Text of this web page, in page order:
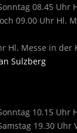
08.45 Uhr
09.00 Uhr Hl.
Hl. Messe in der
Sulzberg
10.15 Uhr
19.30 Uhr